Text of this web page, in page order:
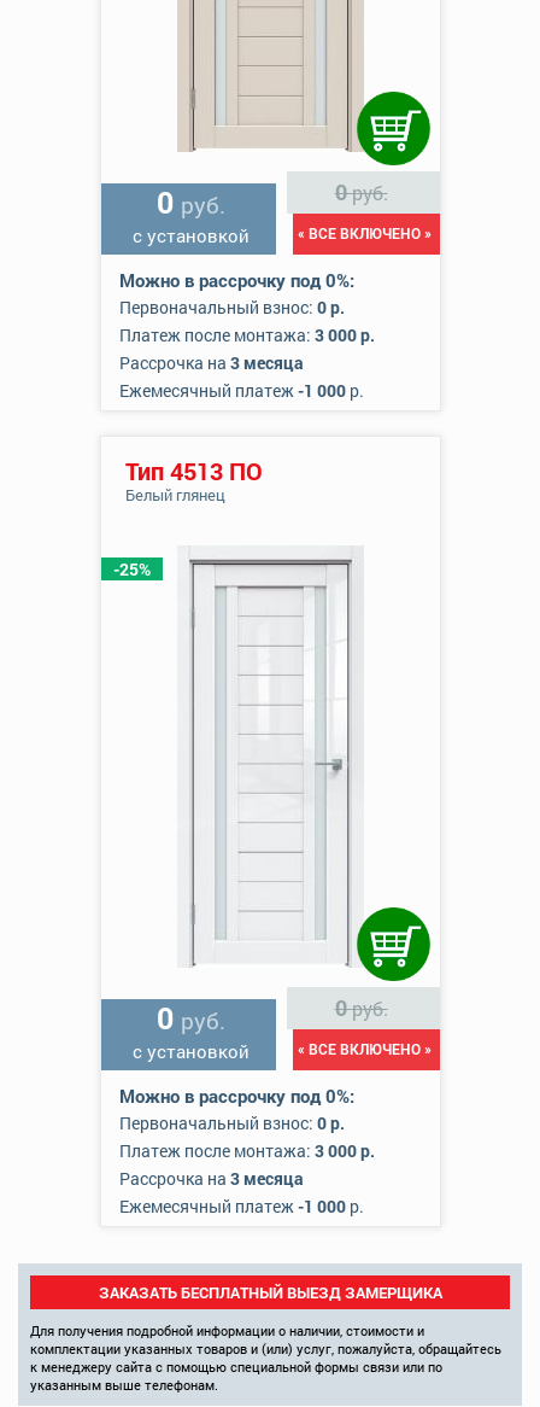
0 руб.
с установкой
0руб.
« ВСЕ ВКЛЮЧЕНО »
Можно в рассрочку под 0%:
Первоначальный взнос: 0 р.
Платеж после монтажа: 3 000 р.
Рассрочка на 3 месяца
Ежемесячный платеж-1 000р.
-25%
Тип 4513 ПО
Белый глянец
0 руб.
с установкой
0руб.
« ВСЕ ВКЛЮЧЕНО »
Можно в рассрочку под 0%:
Первоначальный взнос: 0 р.
Платеж после монтажа: 3 000 р.
Рассрочка на 3 месяца
Ежемесячный платеж-1 000р.
ЗАКАЗАТЬ БЕСПЛАТНЫЙ ВЫЕЗД ЗАМЕРЩИКА
Для получения подробной информации о наличии, стоимости и
комплектации указанных товаров и (или) услуг, пожалуйста, обращайтесь
к менеджеру сайта с помощью специальной формы связи или по
указанным выше телефонам.